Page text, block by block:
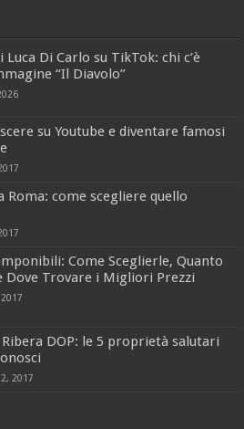
Di Carlo su TikTok: chi c’è
“Il Diavolo”
su Youtube e diventare famosi
Roma: come scegliere quello
Come Sceglierle, Quanto
Dove Trovare i Migliori Prezzi
DOP: le 5 proprietà salutari
2017